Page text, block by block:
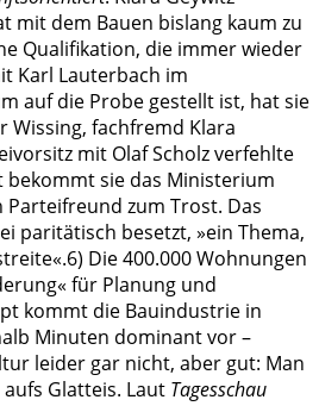
mit dem Bauen bislang kaum zu
Qualifikation, die immer wieder
Karl Lauterbach im
auf die Probe gestellt ist, hat sie
Wissing, fachfremd Klara
mit Olaf Scholz verfehlte
bekommt sie das Ministerium
zum Trost. Das
paritätisch besetzt, »ein Thema,
6) Die 400.000 Wohnungen
für Planung und
kommt die Bauindustrie in
Minuten dominant vor –
leider gar nicht, aber gut: Man
Glatteis. Laut Tagesschau